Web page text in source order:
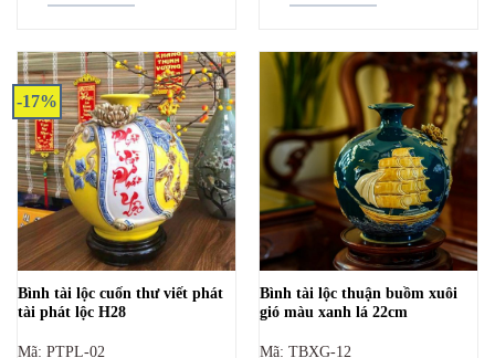
-17%
Bình tài lộc cuốn thư viết phát
tài phát lộc H28
Mã: PTPL-02
Bình tài lộc thuận buồm xuôi
gió màu xanh lá 22cm
Mã: TBXG-12